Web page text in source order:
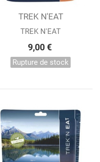
TREK N'EAT
COUSCOUS
POULET/LEGUMES
TREK N'EAT
9,00 €
Rupture de stock